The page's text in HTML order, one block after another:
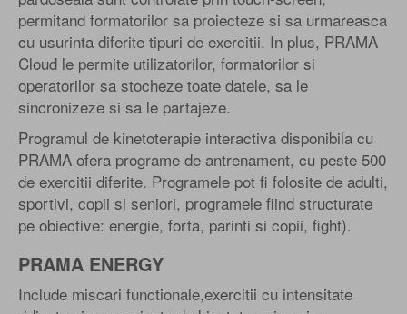
permitand formatorilor sa proiecteze si sa urmareasca
cu usurinta diferite tipuri de exercitii. In plus, PRAMA
Cloud le permite utilizatorilor, formatorilor si
operatorilor sa stocheze toate datele, sa le
sincronizeze si sa le partajeze.
Programul de kinetoterapie interactiva disponibila cu
PRAMA ofera programe de antrenament, cu peste 500
de exercitii diferite. Programele pot fi folosite de adulti,
sportivi, copii si seniori, programele fiind structurate
pe obiective: energie, forta, parinti si copii, fight).
PRAMA ENERGY
Include miscari functionale,exercitii cu intensitate